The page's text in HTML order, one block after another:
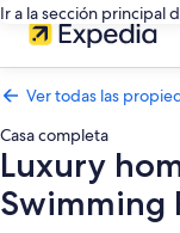
Ir a la sección principal
Ver todas las
Casa completa
Luxury
Swimming